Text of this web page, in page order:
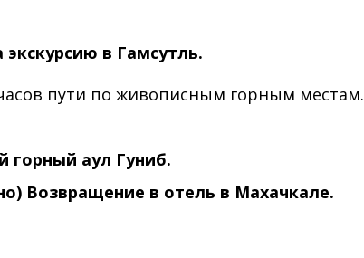
экскурсию в Гамсутль.
пути по живописным горным местам.
горный аул Гуниб.
Возвращение в отель в Махачкале.